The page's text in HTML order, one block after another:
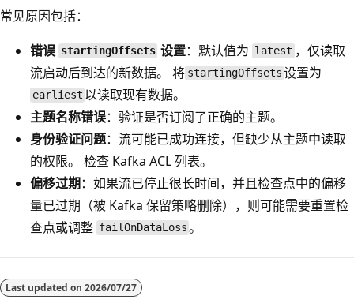
常见原因包括：
错误 startingOffsets 设置：默认值为 latest ，仅读取
流启动后到达的新数据。 将 startingOffsets 设置为
earliest 以读取现有数据。
主题名称错误：验证是否订阅了正确的主题。
身份验证问题：流可能已成功连接，但缺少从主题中读取
的权限。 检查 Kafka ACL 列表。
偏移过期：如果流已停止很长时间，并且检查点中的偏移
量已过期（被 Kafka 保留策略删除），则可能需要重置检
查点或调整 failOnDataLoss 。
Last updated on 2026/07/27